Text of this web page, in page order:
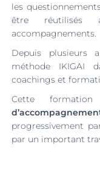
les
être réutilisés
accompagnements.
Depuis plusieurs
méthode IKIGAI
coachings et
Cette
progressivement
par un important